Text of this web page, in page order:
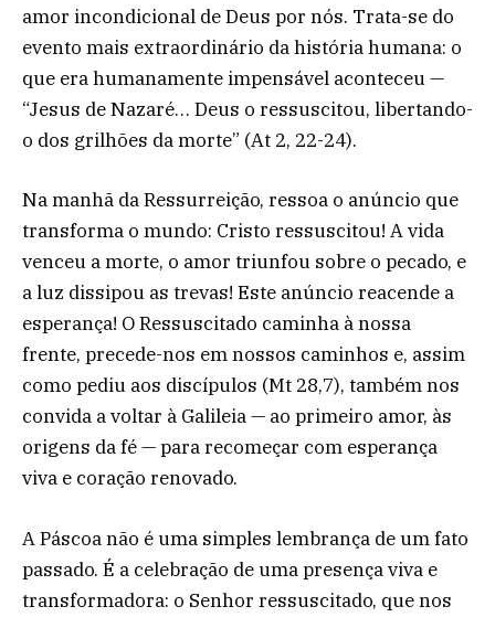
amor incondicional de Deus por nós. Trata-se do
evento mais extraordinário da história humana: o
que era humanamente impensável aconteceu —
“Jesus de Nazaré… Deus o ressuscitou, libertando-
o dos grilhões da morte” (At 2, 22-24).
Na manhã da Ressurreição, ressoa o anúncio que
transforma o mundo: Cristo ressuscitou! A vida
venceu a morte, o amor triunfou sobre o pecado, e
a luz dissipou as trevas! Este anúncio reacende a
esperança! O Ressuscitado caminha à nossa
frente, precede-nos em nossos caminhos e, assim
como pediu aos discípulos (Mt 28,7), também nos
convida a voltar à Galileia — ao primeiro amor, às
origens da fé — para recomeçar com esperança
viva e coração renovado.
A Páscoa não é uma simples lembrança de um fato
passado. É a celebração de uma presença viva e
transformadora: o Senhor ressuscitado, que nos